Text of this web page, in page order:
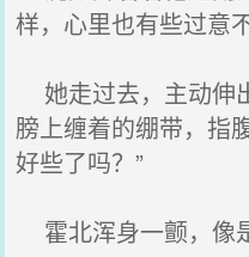
样，心里也有些过意不
她走过去，主动伸
膀上缠着的绷带，指
好些了吗？”
霍北浑身一颤，像